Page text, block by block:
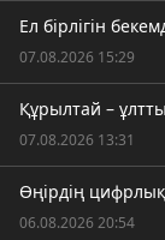
Ел бірлігін
07.08.2026 15:29
Құрылтай –
07.08.2026 13:31
Өңірдің
06.08.2026 20:54